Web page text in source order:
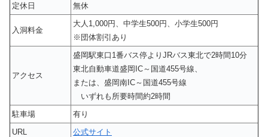
定休日
無休
入洞料金
大人1,000円、中学生500円、小学生500円
※団体割引あり
アクセス
盛岡駅東口1番バス停よりJRバス東北で2時間10分
東北自動車道盛岡IC～国道455号線、
または、盛岡南IC～国道455号線
いずれも所要時間約2時間
駐車場
有り
URL
公式サイト